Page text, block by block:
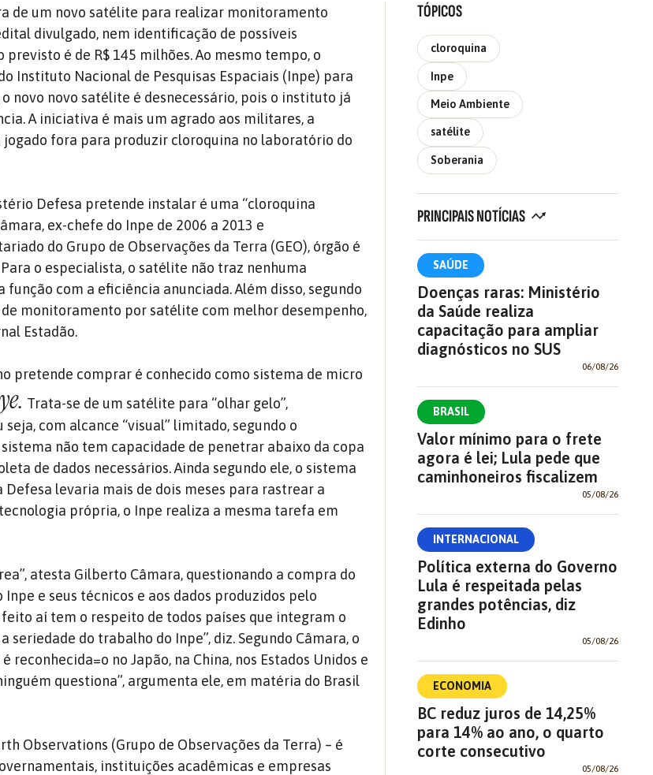
de um novo satélite para realizar monitoramento
divulgado, nem identificação de possíveis
é de R$ 145 milhões. Ao mesmo tempo, o
Instituto Nacional de Pesquisas Espaciais (Inpe) para
novo novo satélite é desnecessário, pois o instituto já
A iniciativa é mais um agrado aos militares, a
fora para produzir cloroquina no laboratório do
Defesa pretende instalar é uma “cloroquina
ex-chefe do Inpe de 2006 a 2013 e
do Grupo de Observações da Terra (GEO), órgão é
o especialista, o satélite não traz nenhuma
função com a eficiência anunciada. Além disso, segundo
monitoramento por satélite com melhor desempenho,
Estadão.
pretende comprar é conhecido como sistema de micro
Trata-se de um satélite para “olhar gelo”,
com alcance “visual” limitado, segundo o
não tem capacidade de penetrar abaixo da copa
de dados necessários. Ainda segundo ele, o sistema
levaria mais de dois meses para rastrear a
própria, o Inpe realiza a mesma tarefa em
atesta Gilberto Câmara, questionando a compra do
e seus técnicos e aos dados produzidos pelo
aí tem o respeito de todos países que integram o
seriedade do trabalho do Inpe”, diz. Segundo Câmara, o
no Japão, na China, nos Estados Unidos e
questiona”, argumenta ele, em matéria do Brasil
Observations (Grupo de Observações da Terra) – é
instituições acadêmicas e empresas
TÓPICOS
cloroquina
Inpe
Meio Ambiente
satélite
Soberania
PRINCIPAIS NOTÍCIAS
SAÚDE
Doenças raras: Ministério
da Saúde realiza
capacitação para ampliar
diagnósticos no SUS
06/08/26
BRASIL
Valor mínimo para o frete
agora é lei; Lula pede que
caminhoneiros fiscalizem
05/08/26
INTERNACIONAL
Política externa do Governo
Lula é respeitada pelas
grandes potências, diz
Edinho
05/08/26
ECONOMIA
BC reduz juros de 14,25%
para 14% ao ano, o quarto
corte consecutivo
05/08/26